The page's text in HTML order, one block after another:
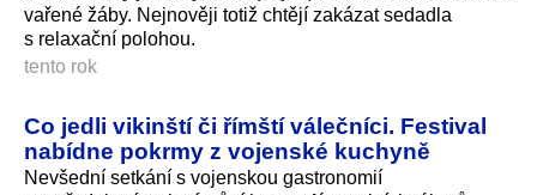
vařené žáby. Nejnověji totiž chtějí zakázat sedadla
s relaxační polohou.
tento rok
Co jedli vikinští či římští válečníci. Festival
nabídne pokrmy z vojenské kuchyně
Nevšední setkání s vojenskou gastronomií